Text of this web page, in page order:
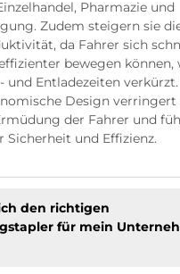
Pharmazie und
Zudem steigern sie
da Fahrer sich
bewegen können,
und Entladezeiten
Design verringert
der Fahrer und
Sicherheit und Effizienz.
den richtigen
für mein